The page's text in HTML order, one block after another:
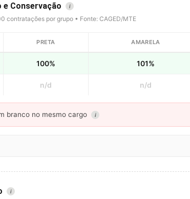
e Conservação i
contratações por grupo • Fonte: CAGED/MTE
PRETA AMARELA
100% 101%
n/d n/d
branco no mesmo cargo i
i